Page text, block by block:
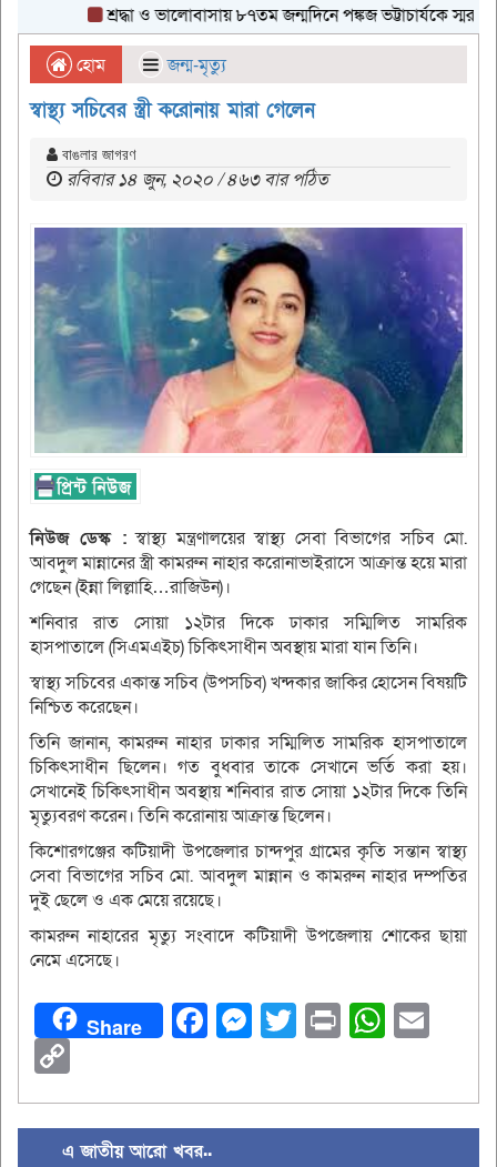
শ্রদ্ধা ও ভালোবাসায় ৮৭তম জন্মদিনে পঙ্কজ ভট্টাচার্যকে স্মরণ
হোম জন্ম-মৃত্যু
স্বাস্থ্য সচিবের স্ত্রী করোনায় মারা গেলেন
বাঙলার জাগরণ
রবিবার ১৪ জুন, ২০২০ / ৪৬৩ বার পঠিত
নিউজ ডেস্ক :স্বাস্থ্য মন্ত্রণালয়ের স্বাস্থ্য সেবা বিভাগের সচিব মো.
আবদুল মান্নানের স্ত্রী কামরুন নাহার করোনাভাইরাসে আক্রান্ত হয়ে মারা
গেছেন (ইন্না লিল্লাহি…রাজিউন)।
শনিবার রাত সোয়া ১২টার দিকে ঢাকার সম্মিলিত সামরিক
হাসপাতালে (সিএমএইচ) চিকিৎসাধীন অবস্থায় মারা যান তিনি।
স্বাস্থ্য সচিবের একান্ত সচিব (উপসচিব) খন্দকার জাকির হোসেন বিষয়টি
নিশ্চিত করেছেন।
তিনি জানান, কামরুন নাহার ঢাকার সম্মিলিত সামরিক হাসপাতালে
চিকিৎসাধীন ছিলেন। গত বুধবার তাকে সেখানে ভর্তি করা হয়।
সেখানেই চিকিৎসাধীন অবস্থায় শনিবার রাত সোয়া ১২টার দিকে তিনি
মৃত্যুবরণ করেন। তিনি করোনায় আক্রান্ত ছিলেন।
কিশোরগঞ্জের কটিয়াদী উপজেলার চান্দপুর গ্রামের কৃতি সন্তান স্বাস্থ্য
সেবা বিভাগের সচিব মো. আবদুল মান্নান ও কামরুন নাহার দম্পতির
দুই ছেলে ও এক মেয়ে রয়েছে।
কামরুন নাহারের মৃত্যু সংবাদে কটিয়াদী উপজেলায় শোকের ছায়া
নেমে এসেছে।
Share Facebook
Messenger
Twitter
Print
Link
এ জাতীয় আরো খবর..